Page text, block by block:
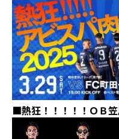
■熱狂！！！！！ＯＢ